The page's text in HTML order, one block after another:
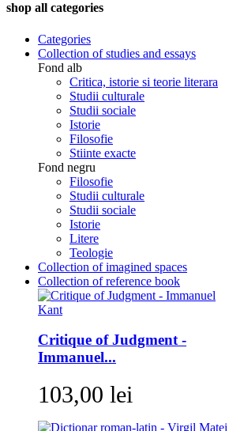
shop all categories
Categories
Collection of studies and essays
Fond alb
Critica, istorie si teorie literara
Studii culturale
Studii sociale
Istorie
Filosofie
Stiinte exacte
Fond negru
Filosofie
Studii culturale
Studii sociale
Istorie
Litere
Teologie
Collection of imagined spaces
Collection of reference book
Critique of Judgment -
Immanuel...
103,00 lei